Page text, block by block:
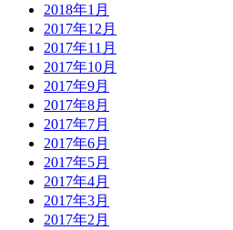
2018年1月
2017年12月
2017年11月
2017年10月
2017年9月
2017年8月
2017年7月
2017年6月
2017年5月
2017年4月
2017年3月
2017年2月